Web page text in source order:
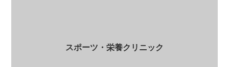
スポーツ・栄養クリニック